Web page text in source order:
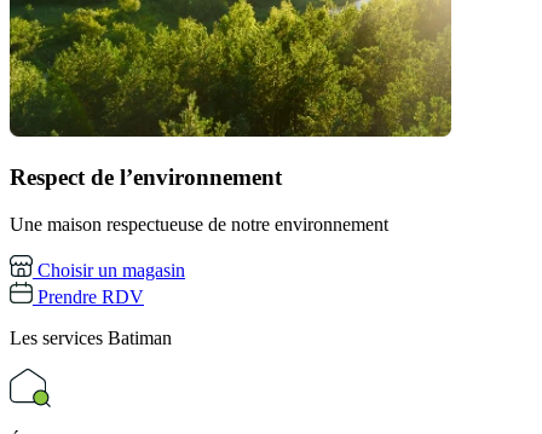
Respect de l’environnement
Une maison respectueuse de notre environnement
Choisir un magasin
Prendre RDV
Les services Batiman